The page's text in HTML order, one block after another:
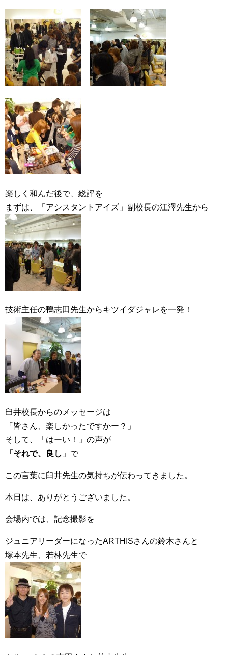
楽しく和んだ後で、総評を
まずは、「アシスタントアイズ」副校長の江澤先生から
技術主任の鴨志田先生からキツイダジャレを一発！
臼井校長からのメッセージは
「皆さん、楽しかったですかー？」
そして、「はーい！」の声が
「それで、良し 」で
この言葉に臼井先生の気持ちが伝わってきました。
本日は、ありがとうございました。
会場内では、記念撮影を
ジュニアリーダーになったARTHISさんの鈴木さんと
塚本先生、若林先生で